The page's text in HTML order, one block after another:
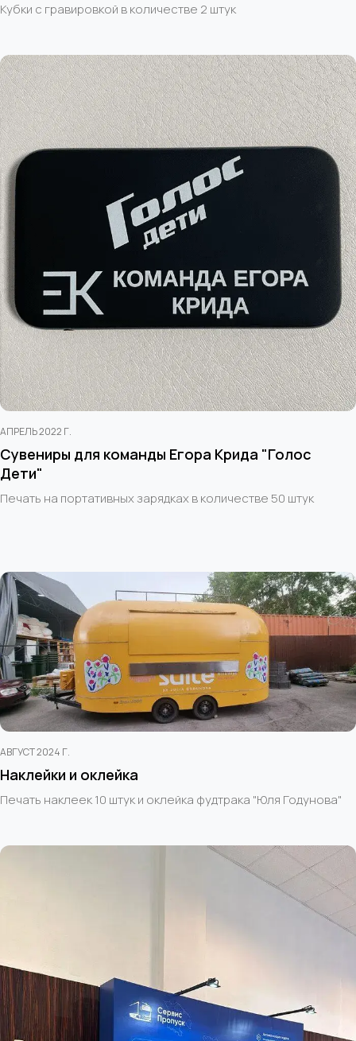
Кубки с гравировкой в количестве 2 штук
АПРЕЛЬ 2022 Г.
Сувениры для команды Егора Крида "Голос
Дети"
Печать на портативных зарядках в количестве 50 штук
АВГУСТ 2024 Г.
Наклейки и оклейка
Печать наклеек 10 штук и оклейка фудтрака "Юля Годунова"